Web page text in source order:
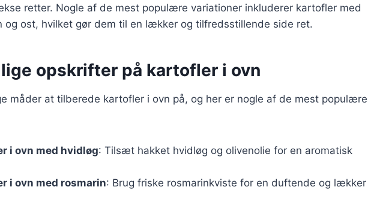
retter. Nogle af de mest populære variationer inkluderer kartofler med
og ost, hvilket gør dem til en lækker og tilfredsstillende side ret.
opskrifter på kartofler i ovn
måder at tilberede kartofler i ovn på, og her er nogle af de mest populære
i ovn med hvidløg: Tilsæt hakket hvidløg og olivenolie for en aromatisk
i ovn med rosmarin: Brug friske rosmarinkviste for en duftende og lækker